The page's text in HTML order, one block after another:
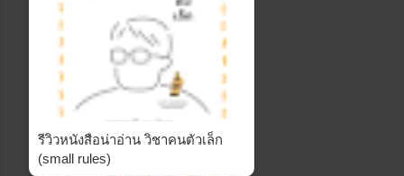
รีวิวหนังสือน่าอ่าน วิชาคนตัวเล็ก
(small rules)